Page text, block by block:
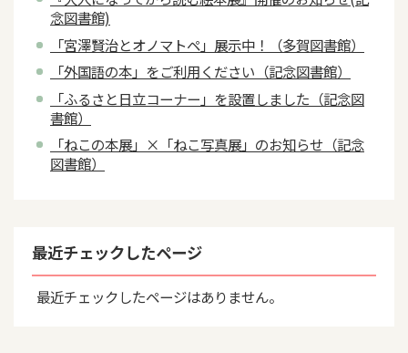
念図書館)
「宮澤賢治とオノマトペ」展示中！（多賀図書館）
「外国語の本」をご利用ください（記念図書館）
「ふるさと日立コーナー」を設置しました（記念図
書館）
「ねこの本展」×「ねこ写真展」のお知らせ（記念
図書館）
最近チェックしたページ
最近チェックしたページはありません。